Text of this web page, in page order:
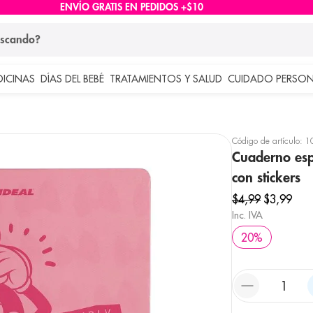
ENVÍO GRATIS EN PEDIDOS +$10
DÍAS DEL BEBÉ TRATAMIENTOS Y SALUD CUIDADO
Código de artículo:
Cuaderno
con stickers
$4,99 $3,99
Inc. IVA
20%
buscados